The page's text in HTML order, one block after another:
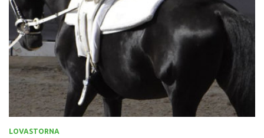
LOVASTORNA